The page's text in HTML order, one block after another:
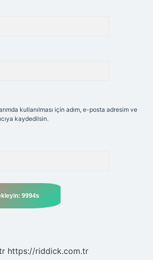
kullanılması için adım, e-posta adresim ve
kaydedilsin.
https://riddick.com.tr